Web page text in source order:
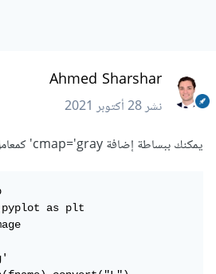
Ahmed Sharshar
نشر28 أكتوبر 2021
يمكنك ببساطة إضافة cmap='gray' كمعامل داخل Imshow كالتالي:
as plt